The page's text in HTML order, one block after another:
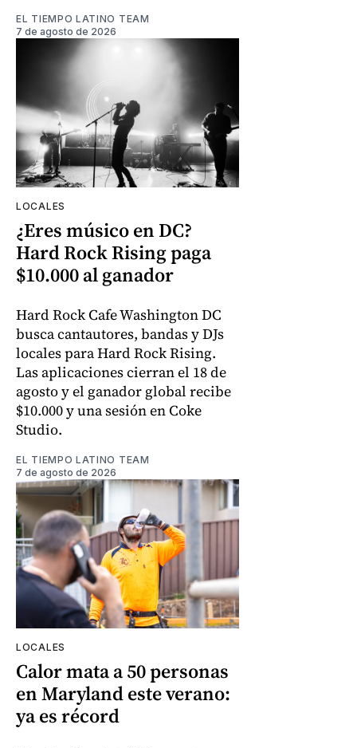
EL TIEMPO LATINO TEAM
7 de agosto de 2026
LOCALES
¿Eres músico en DC?
Hard Rock Rising paga
$10.000 al ganador
Hard Rock Cafe Washington DC
busca cantautores, bandas y DJs
locales para Hard Rock Rising.
Las aplicaciones cierran el 18 de
agosto y el ganador global recibe
$10.000 y una sesión en Coke
Studio.
EL TIEMPO LATINO TEAM
7 de agosto de 2026
LOCALES
Calor mata a 50 personas
en Maryland este verano:
ya es récord